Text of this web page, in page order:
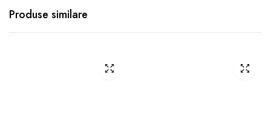
Produse similare